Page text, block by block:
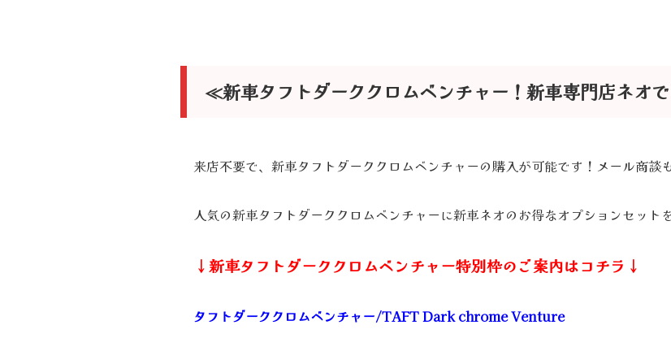
≪新車タフトダーククロムベンチャー！新車専門店ネオ
来店不要で、新車タフトダーククロムベンチャーの購入が可能です！メール商談
人気の新車タフトダーククロムベンチャーに新車ネオのお得なオプションセット
↓新車タフトダーククロムベンチャー特別枠のご案内はコチラ↓
タフトダーククロムベンチャー/TAFT Dark chrome Venture